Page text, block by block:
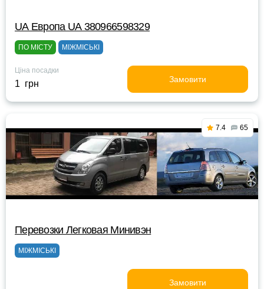
UА Европа UА 380966598329
ПО МІСТУ МІЖМІСЬКІ
Ціна посадки
1 грн Замовити
7.4 65
Перевозки Легковая Минивэн
МІЖМІСЬКІ
Замовити